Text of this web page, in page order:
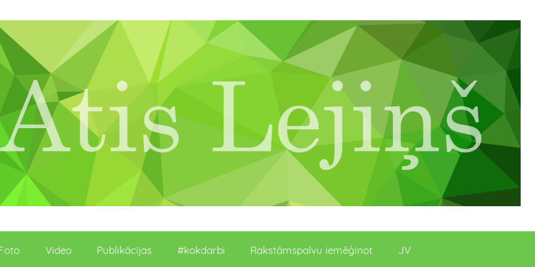
Video Publikācijas #kokdarbi Rakstāmspalvu iemēģinot JV